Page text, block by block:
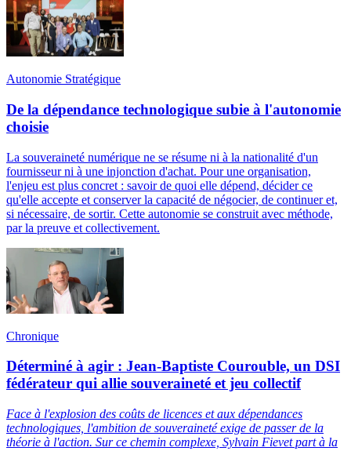
Autonomie Stratégique
De la dépendance technologique subie à l'autonomie
choisie
La souveraineté numérique ne se résume ni à la nationalité d'un
fournisseur ni à une injonction d'achat. Pour une organisation,
l'enjeu est plus concret : savoir de quoi elle dépend, décider ce
qu'elle accepte et conserver la capacité de négocier, de continuer et,
si nécessaire, de sortir. Cette autonomie se construit avec méthode,
par la preuve et collectivement.
Chronique
Déterminé à agir : Jean-Baptiste Courouble, un DSI
fédérateur qui allie souveraineté et jeu collectif
Face à l'explosion des coûts de licences et aux dépendances
technologiques, l'ambition de souveraineté exige de passer de la
théorie à l'action. Sur ce chemin complexe, Sylvain Fievet part à la